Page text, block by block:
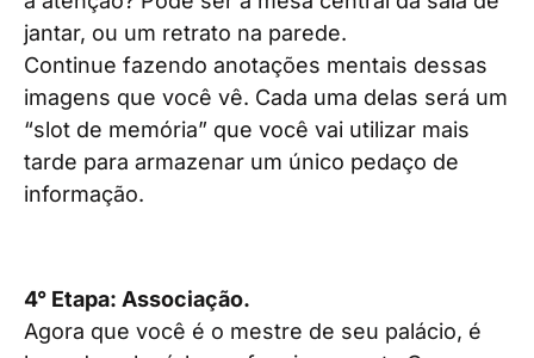
jantar, ou um retrato na parede.
Continue fazendo anotações mentais dessas
imagens que você vê. Cada uma delas será um
“slot de memória” que você vai utilizar mais
tarde para armazenar um único pedaço de
informação.
4° Etapa: Associação.
Agora que você é o mestre de seu palácio, é